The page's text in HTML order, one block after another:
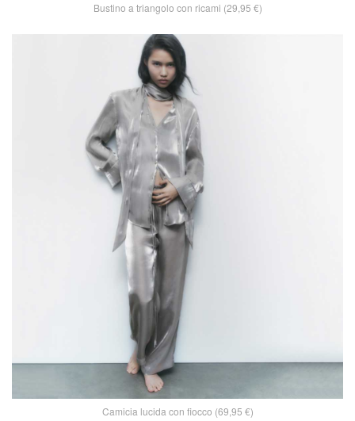
Bustino a triangolo con ricami (29,95 €)
Camicia lucida con fiocco (69,95 €)